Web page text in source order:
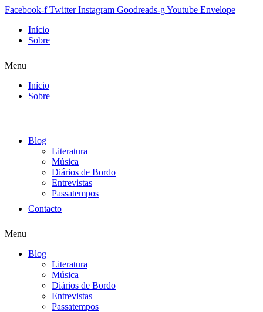
Facebook-f Twitter Instagram Goodreads-gYoutube Envelope
Início
Sobre
Menu
Início
Sobre
Blog
Literatura
Música
Diários de Bordo
Entrevistas
Passatempos
Contacto
Menu
Blog
Literatura
Música
Diários de Bordo
Entrevistas
Passatempos